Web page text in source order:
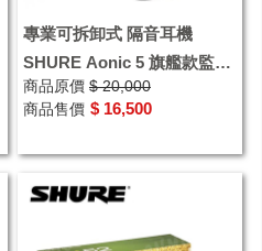
專業可拆卸式 隔音耳機
SHURE Aonic 5 旗艦款監聽
耳機 線控耳麥功能 耳道式耳
機
商品原價 $ 20,000
商品售價 $ 16,500